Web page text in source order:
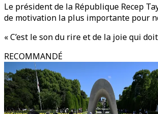
Le président de la République Recep
de motivation la plus importante pour
« C’est le son du rire et de la joie qui
RECOMMANDÉ